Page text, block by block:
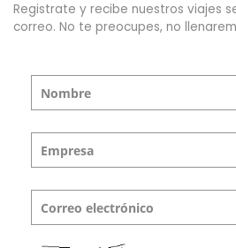
Registrate y recibe nuestros viajes
correo. No te preocupes, no
Nombre
Empresa
Correo electrónico